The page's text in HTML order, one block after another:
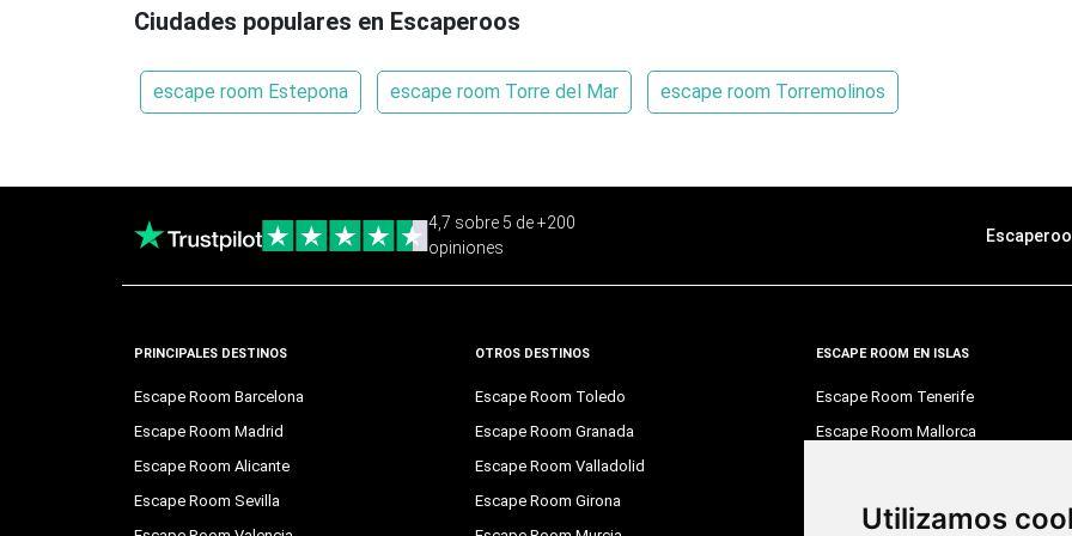
Utilizamos
Ciudades populares en Escaperoos
escape room Estepona escape room Torre del Mar escape room Torremolinos
4,7 sobre 5 de +200
opiniones
PRINCIPALES DESTINOS
Escape Room Barcelona
Escape Room Madrid
Escape Room Alicante
Escape Room Sevilla
OTROS DESTINOS
Escape Room Toledo
Escape Room Granada
Escape Room Valladolid
Escape Room Girona
ESCAPE ROOM EN ISLAS
Escape Room Tenerife
Escape Room Mallorca
DESCÁRGATE LA APP